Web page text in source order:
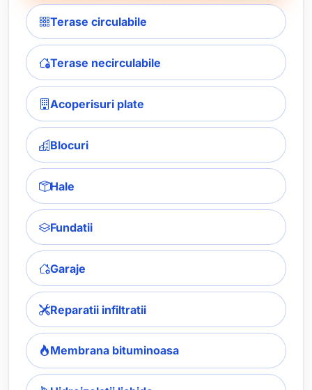
Terase circulabile
Terase necirculabile
Acoperisuri plate
Blocuri
Hale
Fundatii
Garaje
Reparatii infiltratii
Membrana bituminoasa